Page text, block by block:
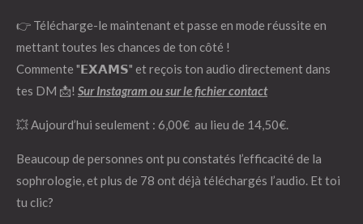
👉 Télécharge-le maintenant et passe en mode réussite en
mettant toutes les chances de ton côté !
Commente "𝗘𝗫𝗔𝗠𝗦" et reçois ton audio directement dans
tes DM 📩! Sur Instagram ou sur le fichier contact
💥 Aujourd’hui seulement : 6,00€ au lieu de 14,50€.
Beaucoup de personnes ont pu constatés l’efficacité de la
sophrologie, et plus de 78 ont déjà téléchargés l’audio. Et toi
tu clic?